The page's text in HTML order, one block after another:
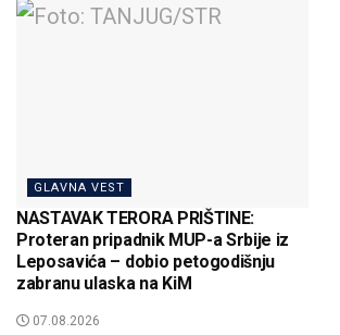
GLAVNA VEST
NASTAVAK TERORA PRIŠTINE:
Proteran pripadnik MUP-a Srbije iz
Leposavića – dobio petogodišnju
zabranu ulaska na KiM
07.08.2026